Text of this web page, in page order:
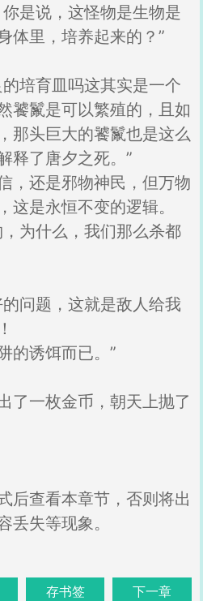
是说，这怪物是生物是
体里，培养起来的？”
培育皿吗这其实是一个
饕鬣是可以繁殖的，且如
那头巨大的饕鬣也是这么
释了唐夕之死。”
，还是邪物神民，但万物
这是永恒不变的逻辑。
为什么，我们那么杀都
问题，这就是敌人给我
的诱饵而已。”
了一枚金币，朝天上抛了
后查看本章节，否则将出
丢失等现象。
存书签 下一章